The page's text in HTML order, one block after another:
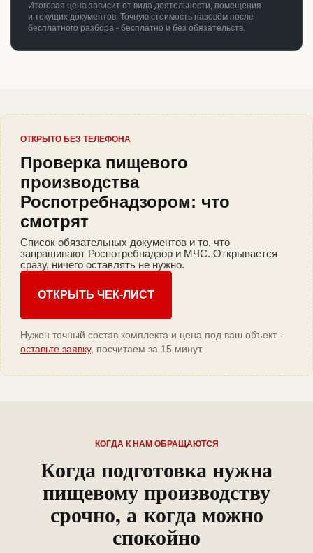
Итоговая цена зависит от вида деятельности, помещения
и текущих документов. Точную стоимость назовём после
бесплатного разбора - бесплатно и без обязательств.
ОТКРЫТО БЕЗ ТЕЛЕФОНА
Проверка пищевого
производства
Роспотребнадзором: что
смотрят
Список обязательных документов и то, что
запрашивают Роспотребнадзор и МЧС. Открывается
сразу, ничего оставлять не нужно.
ОТКРЫТЬ ЧЕК-ЛИСТ
Нужен точный состав комплекта и цена под ваш объект -
оставьте заявку, посчитаем за 15 минут.
КОГДА К НАМ ОБРАЩАЮТСЯ
Когда подготовка нужна
пищевому производству
срочно, а когда можно
спокойно